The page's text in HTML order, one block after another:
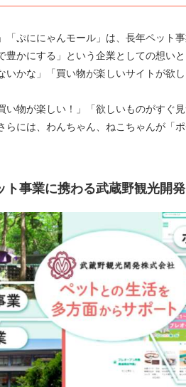
「ぷににゃんモール」は、長年ペット
豊かにする」という企業としての想い
いかな」「買い物が楽しいサイトが欲
い物が楽しい！」「欲しいものがすぐ
らには、わんちゃん、ねこちゃんが「
ト事業に携わる武蔵野観光開発